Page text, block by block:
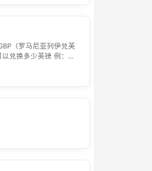
（罗马尼亚列伊兑英
兑换多少英镑 例：若
= 0.163 GBP反向标